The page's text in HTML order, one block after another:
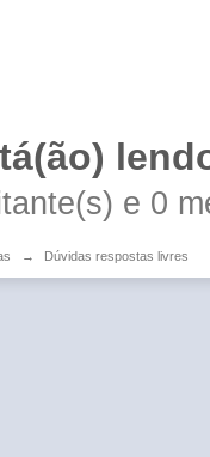
e 0
→ Dúvidas respostas livres